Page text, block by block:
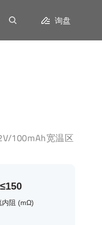
询盘
100mAh宽温区
≤150
内阻 (mΩ)